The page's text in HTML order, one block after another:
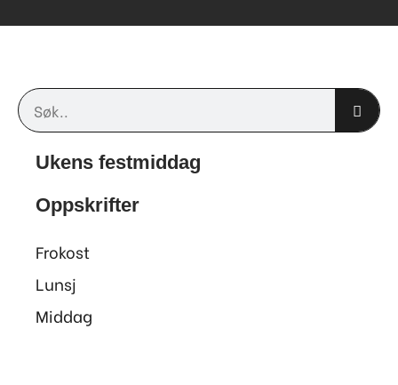
Søk
Ukens festmiddag
Oppskrifter
Frokost
Lunsj
Middag